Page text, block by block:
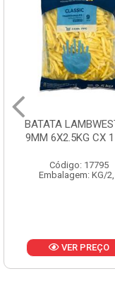
BATATA
9MM 6X2.5KG CX
Código: 17795
Embalagem: KG/
VER PREÇO